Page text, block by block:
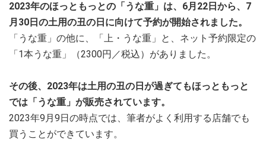
2023年のほっともっとの「うな重」は、6月22日から、7
月30日の土用の丑の日に向けて予約が開始されました。
「うな重」の他に、「上・うな重」と、ネット予約限定の
「1本うな重」（2300円／税込）がありました。
その後、2023年は土用の丑の日が過ぎてもほっともっと
では「うな重」が販売されています。
2023年9月9日の時点では、筆者がよく利用する店舗でも
買うことができています。